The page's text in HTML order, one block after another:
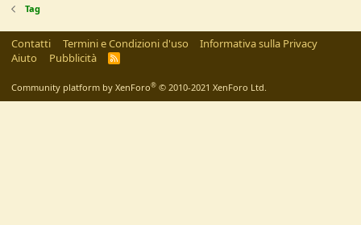
Tag
Contatti Termini e Condizioni d'uso
Informativa sulla Privacy
Aiuto
Pubblicità
R
S
Community platform by XenForo® © 2010-2021 XenForo Ltd.